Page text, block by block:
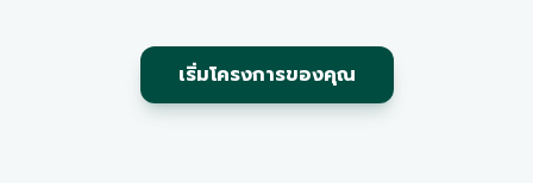
เริ่มโครงการของคุณ